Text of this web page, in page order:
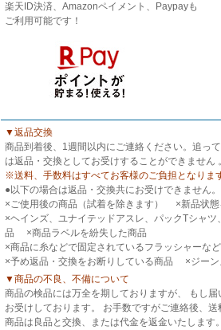
楽天ID決済、Amazonペイメント、Paypayも
ご利用可能です！
▼返品交換
商品到着後、1週間以内にご連絡ください。追っ
は返品・交換としてお受けすることができませ
※送料、手数料はすべてお客様のご負担となりま
●以下の場合は返品・交換共にお受けできません。
×ご使用後の商品（試着を除きます） ×新品状
×ヘインズ、ユナイテッドアスレ、パックTシャ
品 ×商品ラベルを紛失した商品
×商品に糸などで固定されているフラッシャー
×予め返品・交換をお断りしている商品 ×ジーン
▼商品の不良、不備について
商品の検品には万全を期しておりますが、 もし
お受けしております。 お手数ですがご連絡後、
商品は良品と交換、または代金を返金いたします。